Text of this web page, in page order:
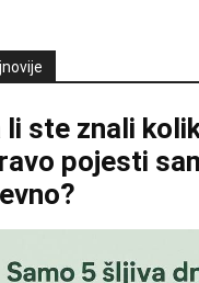
li ste znali
pojesti